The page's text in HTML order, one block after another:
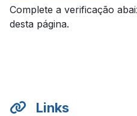
Complete a verificação
desta página.
Links